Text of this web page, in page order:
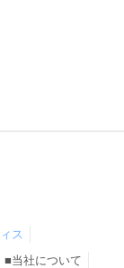
ス
■当社について